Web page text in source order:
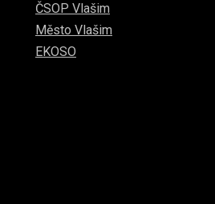
ČSOP Vlašim
Město Vlašim
EKOSO